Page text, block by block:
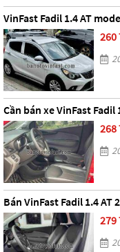
VinFast Fadil 1.4 AT
260
Cần bán xe VinFast Fadil
268
Bán VinFast Fadil 1.4 AT
279